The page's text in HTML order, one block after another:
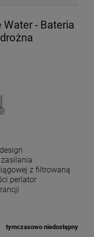
Water - Bateria
z filtrowaną
perlator
tymczasowo niedostępny